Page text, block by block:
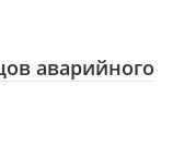
аварийного